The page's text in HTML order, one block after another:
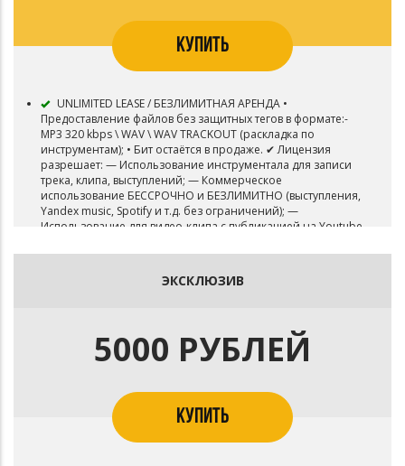
КУПИТЬ
UNLIMITED LEASE / БЕЗЛИМИТНАЯ АРЕНДА •
Предоставление файлов без защитных тегов в формате:-
MP3 320 kbps \ WAV \ WAV TRACKOUT (раскладка по
инструментам); • Бит остаётся в продаже. ✔ Лицензия
разрешает: — Использование инструментала для записи
трека, клипа, выступлений; — Коммерческое
использование БЕССРОЧНО и БЕЗЛИМИТНО (выступления,
Yandex music, Spotify и т.д. без ограничений); —
Использование для видео-клипа с публикацией на Youtube
ограниченного количества физических или электронных
ЭКСКЛЮЗИВ
5000 РУБЛЕЙ
КУПИТЬ